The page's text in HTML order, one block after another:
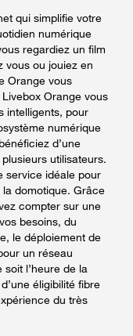
qui simplifie votre
numérique
regardiez un film
vous ou jouiez en
Orange vous
Orange vous
intelligents, pour
numérique
d’une
utilisateurs.
service idéale pour
domotique. Grâce
compter sur une
besoins, du
le déploiement de
un réseau
l’heure de la
éligibilité fibre
du très